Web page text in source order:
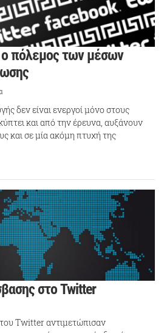
πόλεμος των μέσων
δεν είναι ενεργοί μόνο στους
και από την έρευνα, αυξάνουν
και σε μία ακόμη πτυχή της
στο Twitter
Twitter αντιμετώπισαν